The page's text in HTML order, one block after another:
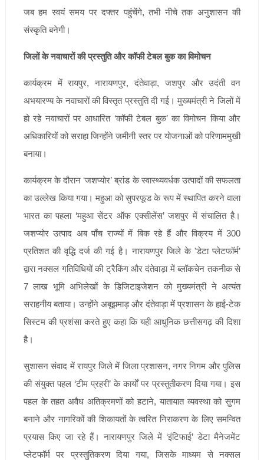
जब हम स्वयं समय पर दफ्तर पहुंचेंगे, तभी नीचे तक अनुशासन की
संस्कृति बनेगी।
जिलों के नवाचारों की प्रस्तुति और कॉफी टेबल बुक का विमोचन
कार्यक्रम में रायपुर, नारायणपुर, दंतेवाड़ा, जशपुर और उदंती वन
अभयारण्य के नवाचारों की विस्तृत प्रस्तुति दी गई। मुख्यमंत्री ने जिलों में
हो रहे नवाचारों पर आधारित ‘कॉफी टेबल बुक’ का विमोचन किया और
अधिकारियों को सराहा जिन्होंने जमीनी स्तर पर योजनाओं को परिणाममुखी
बनाया।
कार्यक्रम के दौरान ‘जशप्योर’ ब्रांड के स्वास्थ्यवर्धक उत्पादों की सफलता
का उल्लेख किया गया। महुआ को सुपरफूड के रूप में स्थापित करने वाला
भारत का पहला ‘महुआ सेंटर ऑफ एक्सीलेंस’ जशपुर में संचालित है।
जशप्योर उत्पाद अब पाँच राज्यों में बिक रहे हैं और विक्रय में 300
प्रतिशत की वृद्धि दर्ज की गई है। नारायणपुर जिले के 'डेटा प्लेटफॉर्म’
द्वारा नक्सल गतिविधियों की ट्रैकिंग और दंतेवाड़ा में ब्लॉकचेन तकनीक से
7 लाख भूमि अभिलेखों के डिजिटाइजेशन को मुख्यमंत्री ने अत्यंत
सराहनीय बताया। उन्होंने अबूझमाड़ और दंतेवाड़ा में प्रशासन के हाई-टेक
सिस्टम की प्रशंसा करते हुए कहा कि यही आधुनिक छत्तीसगढ़ की दिशा
है।
सुशासन संवाद में रायपुर जिले में जिला प्रशासन, नगर निगम और पुलिस
की संयुक्त पहल ‘टीम प्रहरी’ के कार्यों पर प्रस्तुतीकरण दिया गया। इस
पहल के तहत अवैध अतिक्रमणों को हटाने, यातायात व्यवस्था को सुगम
बनाने और नागरिकों की शिकायतों के त्वरित निराकरण के लिए समन्वित
प्रयास किए जा रहे हैं। नारायणपुर जिले में ‘इंटिफाई’ डेटा मैनेजमेंट
प्लेटफॉर्म पर प्रस्तुतिकरण दिया गया, जिसके माध्यम से नक्सल